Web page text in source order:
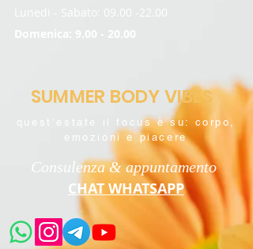
Lunedi - Sabato: 09.00 -22.00
Domenica: 9.00 - 20.00
SUMMER BODY VIBES
quest’estate il focus è su: corpo,
emozioni e piacere
Consulenza & appuntamento
CHAT WHATSAPP